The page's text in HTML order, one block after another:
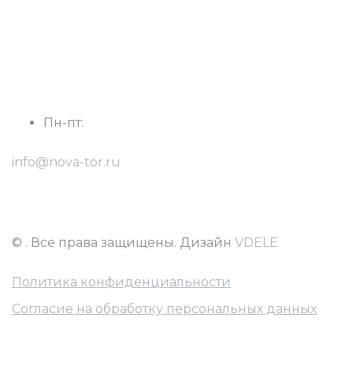
Пн-пт:
info@nova-tor.ru
© . Все права защищены. Дизайн VDELE
Политика конфиденциальности
Согласие на обработку персональных данных